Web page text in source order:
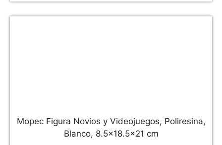
Mopec Figura Novios y Videojuegos, Poliresina,
Blanco, 8.5x18.5x21 cm